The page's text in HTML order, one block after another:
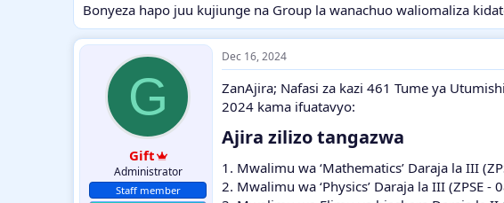
Bonyeza hapo juu kujiunge na Group la wanachuo waliomaliza
G
Gift
Administrator
Staff member
Dec 16, 2024
ZanAjira; Nafasi za kazi 461 Tume ya
2024 kama ifuatavyo:
Ajira zilizo tangazwa​
1. Mwalimu wa ‘Mathematics’ Daraja la III
2. Mwalimu wa ‘Physics’ Daraja la III (ZPSE